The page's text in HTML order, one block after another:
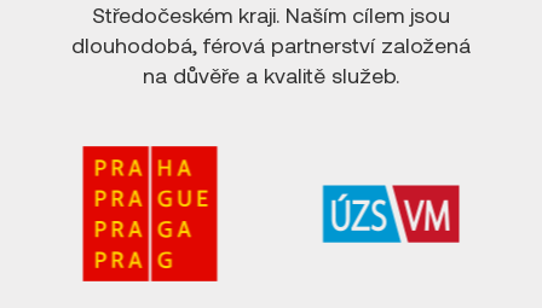
Středočeském kraji. Naším cílem jsou
dlouhodobá, férová partnerství založená
na důvěře a kvalitě služeb.